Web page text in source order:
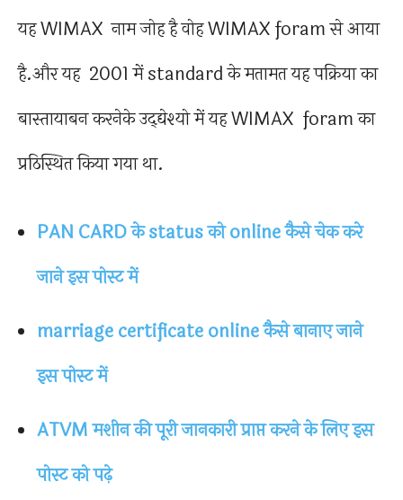
यह WIMAX नाम जोह है वोह WIMAX foram से आया
है.और यह 2001 में standard के मतामत यह पक्रिया का
बास्तायाबन करनेके उद्द्येश्यो में यह WIMAX foram का
प्रठिस्थित किया गया था.
PAN CARD के status को online कैसे चेक करे
जाने इस पोस्ट में
marriage certificate online कैसे बानाए जाने
इस पोस्ट में
ATVM मशीन की पूरी जानकारी प्राप्त करने के लिए इस
पोस्ट को पढ़े